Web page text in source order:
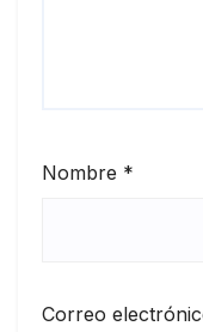
Nombre *
Correo